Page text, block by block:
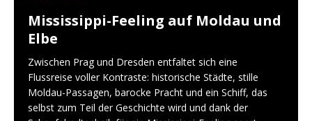
Mississippi-Feeling auf Moldau und
Elbe
Zwischen Prag und Dresden entfaltet sich eine
Flussreise voller Kontraste: historische Städte, stille
Moldau-Passagen, barocke Pracht und ein Schiff, das
selbst zum Teil der Geschichte wird und dank der